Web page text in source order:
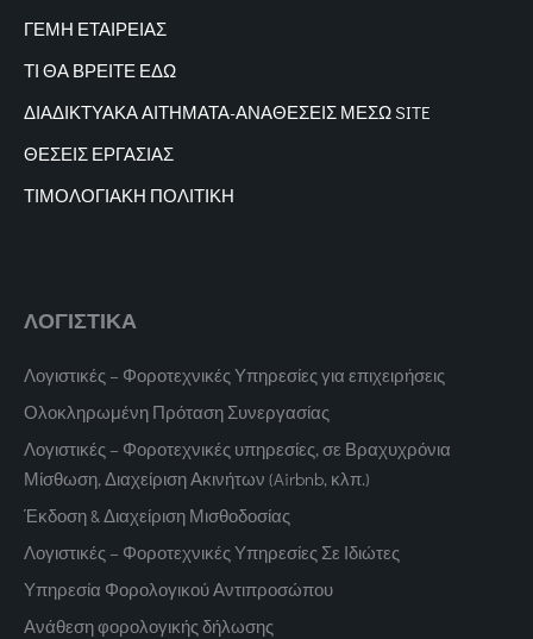
ΓΕΜΗ ΕΤΑΙΡΕΙΑΣ
ΤΙ ΘΑ ΒΡΕΙΤΕ ΕΔΩ
ΔΙΑΔΙΚΤΥΑΚΑΑΙΤΗΜΑΤΑ-ΑΝΑΘΕΣΕΙΣ ΜΕΣΩ SITE
ΘΕΣΕΙΣ ΕΡΓΑΣΙΑΣ
ΤΙΜΟΛΟΓΙΑΚΗ ΠΟΛΙΤΙΚΗ
ΛΟΓΙΣΤΙΚΑ
Λογιστικές – Φοροτεχνικές Υπηρεσίες για επιχειρήσεις
Ολοκληρωμένη Πρόταση Συνεργασίας
Λογιστικές – Φοροτεχνικές υπηρεσίες, σε Βραχυχρόνια
Μίσθωση, Διαχείριση Ακινήτων (Airbnb, κλπ.)
Έκδοση & Διαχείριση Μισθοδοσίας
Λογιστικές – Φοροτεχνικές Υπηρεσίες Σε Ιδιώτες
Υπηρεσία Φορολογικού Αντιπροσώπου
Ανάθεση φορολογικής δήλωσης